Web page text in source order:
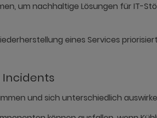
um nachhaltige Lösungen für IT-
eines Services
Incidents
und sich unterschiedlich